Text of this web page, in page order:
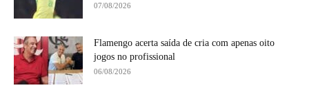
07/08/2026
Flamengo acerta saída de cria com apenas oito
jogos no profissional
06/08/2026